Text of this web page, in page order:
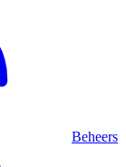
Beheers